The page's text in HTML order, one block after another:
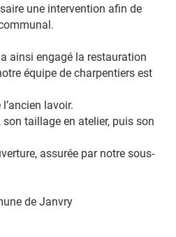
une intervention afin de
ainsi engagé la restauration
équipe de charpentiers est
lavoir.
son taillage en atelier, puis son
assurée par notre sous-
de Janvry